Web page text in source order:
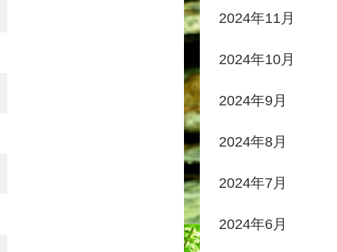
2024年11月
2024年10月
2024年9月
2024年8月
2024年7月
2024年6月